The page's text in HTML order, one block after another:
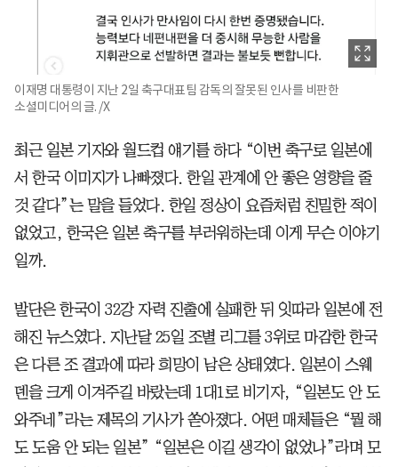
이재명 대통령이 지난 2일 축구대표팀 감독의 잘못된 인사를 비판한
소셜미디어의 글. /X
최근 일본 기자와 월드컵 얘기를 하다 “이번 축구로 일본에
서 한국 이미지가 나빠졌다. 한일 관계에 안 좋은 영향을 줄
것 같다”는 말을 들었다. 한일 정상이 요즘처럼 친밀한 적이
없었고, 한국은 일본 축구를 부러워하는데 이게 무슨 이야기
일까.
발단은 한국이 32강 자력 진출에 실패한 뒤 잇따라 일본에 전
해진 뉴스였다. 지난달 25일 조별 리그를 3위로 마감한 한국
은 다른 조 결과에 따라 희망이 남은 상태였다. 일본이 스웨
덴을 크게 이겨주길 바랐는데 1대1로 비기자, “일본도 안 도
와주네”라는 제목의 기사가 쏟아졌다. 어떤 매체들은 “뭘 해
도 도움 안 되는 일본” “일본은 이길 생각이 없었나”라며 모